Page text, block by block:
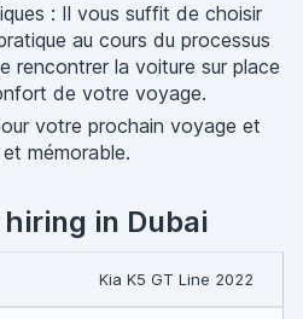
: Il vous suffit de choisir
au cours du processus
rencontrer la voiture sur place
de votre voyage.
votre prochain voyage et
mémorable.
in Dubai
Kia K5 GT Line 2022